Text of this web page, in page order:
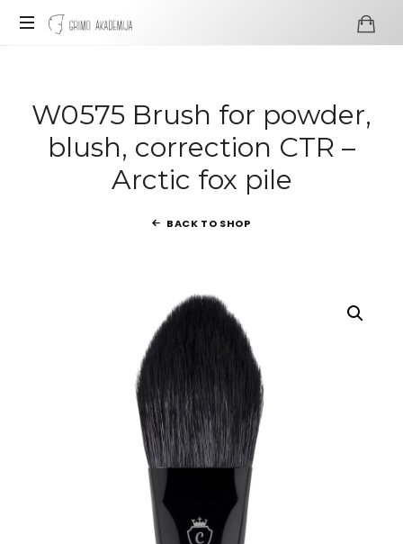
Grimo
grimo
mokykla
W0575 Brush for powder,
blush, correction CTR –
Arctic fox pile
BACK TO SHOP